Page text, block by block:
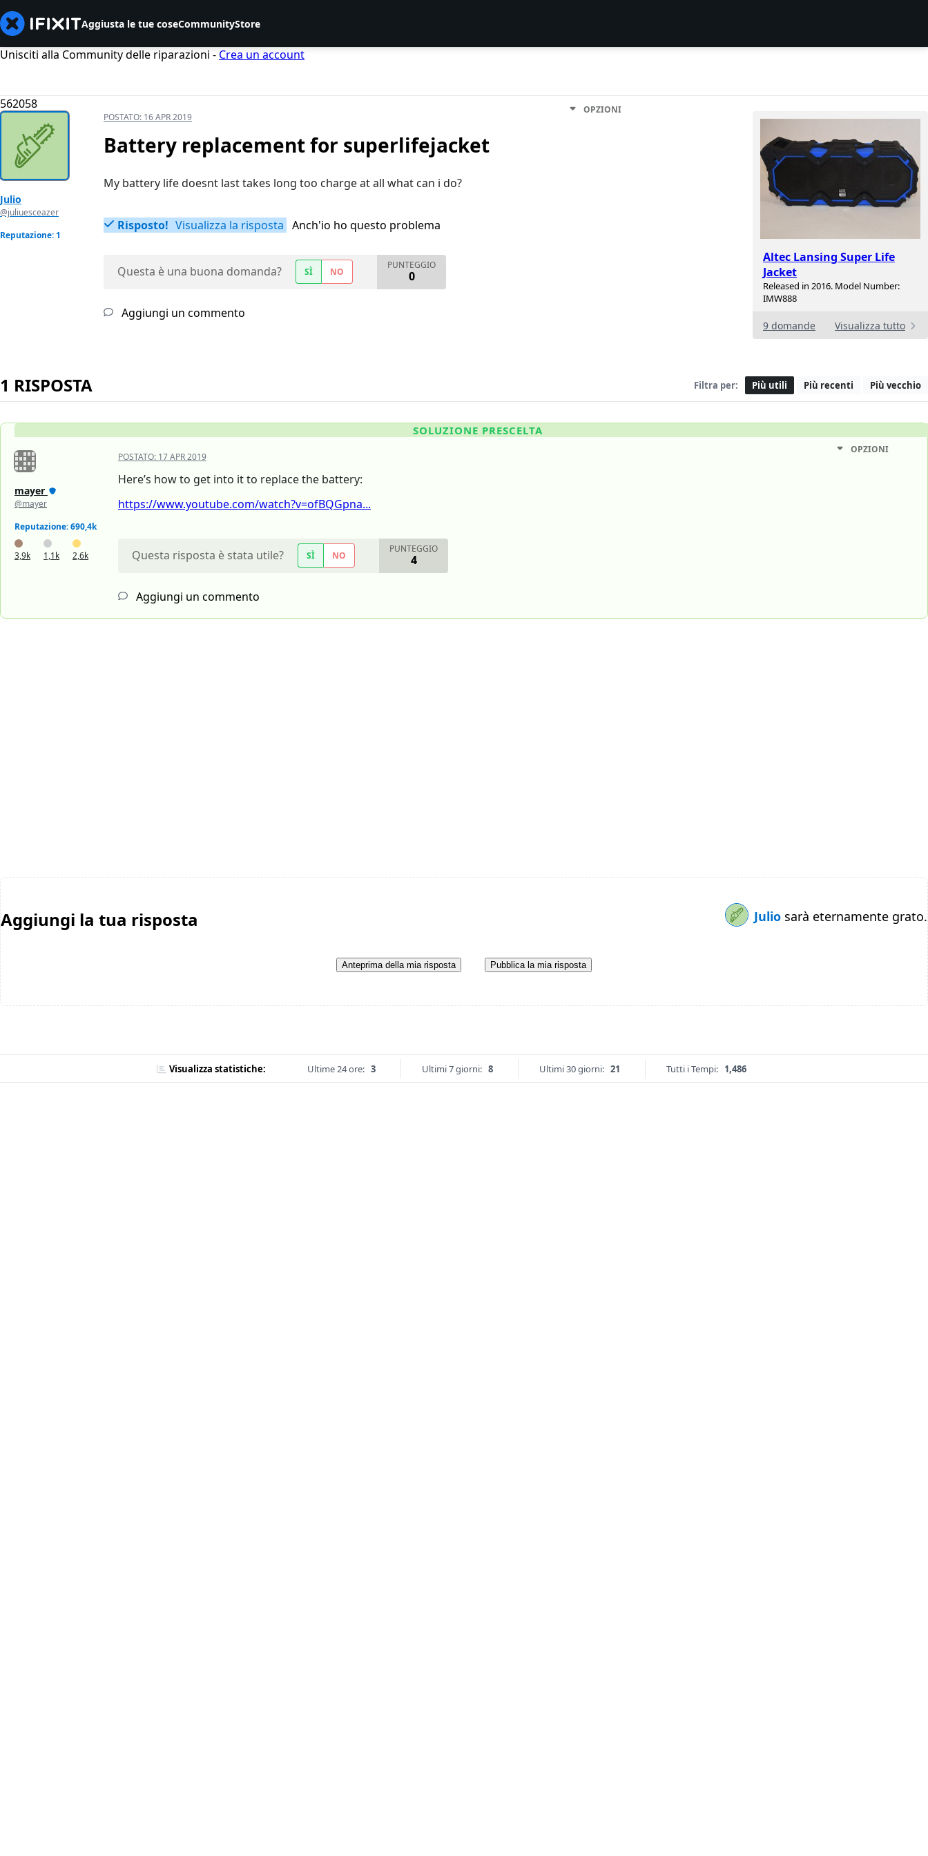
Aggiusta le tue coseCommunityStore
Unisciti alla Community delle riparazioni - Crea un account
562058
Altec Lansing Super Life
Jacket
Released in 2016. Model Number:
IMW888
9 domande Visualizza tutto
Julio
@juliuesceazer
Reputazione: 1
POSTATO: 16 APR 2019
OPZIONI
Battery replacement for superlifejacket
My battery life doesnt last takes long too charge at all what can i do?
Risposto! Visualizza la risposta Anch'io ho questo problema
Questa è una buona domanda? SÌ NO
PUNTEGGIO
0
Aggiungi un commento
1 RISPOSTA Filtra per: Più utili Più recenti Più vecchio
SOLUZIONE PRESCELTA
mayer
@mayer
Reputazione: 690,4k
3,9k 1,1k 2,6k
POSTATO: 17 APR 2019
OPZIONI
Here’s how to get into it to replace the battery:
https://www.youtube.com/watch?v=ofBQGpna...
Questa risposta è stata utile? SÌ NO
PUNTEGGIO
4
Aggiungi un commento
Aggiungi la tua risposta Julio sarà eternamente grato.
Anteprima della mia risposta Pubblica la mia risposta
Visualizza statistiche: Ultime 24 ore: 3 Ultimi 7 giorni: 8 Ultimi 30 giorni: 21 Tutti i Tempi: 1,486